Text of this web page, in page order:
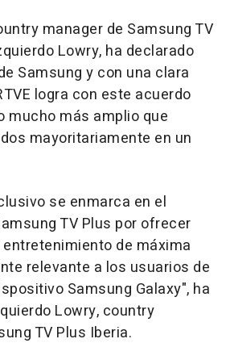
manager de Samsung TV
Lowry, ha declarado
Samsung y con una clara
logra con este acuerdo
mucho más amplio que
mayoritariamente en un
se enmarca en el
TV Plus por ofrecer
de máxima
relevante a los usuarios de
Samsung Galaxy", ha
Lowry, country
TV Plus Iberia.